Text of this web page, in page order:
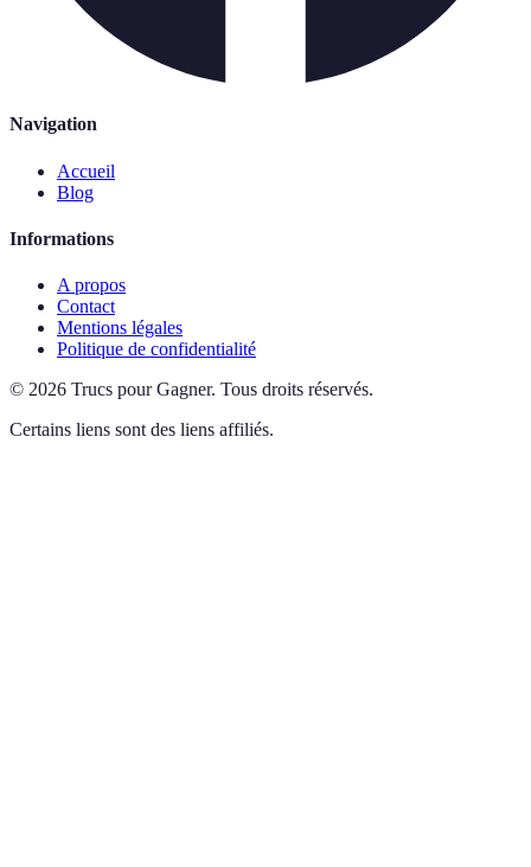
Navigation
Accueil
Blog
Informations
A propos
Contact
Mentions légales
Politique de confidentialité
© 2026 Trucs pour Gagner. Tous droits réservés.
Certains liens sont des liens affiliés.